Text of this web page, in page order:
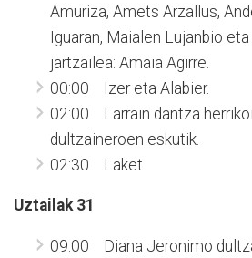
Amuriza, Amets Arzallus,
Iguaran, Maialen Lujanbio
jartzailea: Amaia Agirre.
00:00 Izer eta Alabier.
02:00 Larrain dantza
dultzaineroen eskutik.
02:30 Laket.
Uztailak 31
09:00 Diana Jeronimo